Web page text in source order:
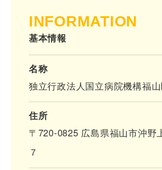
INFORMATION
基本情報
名称
独立行政法人国立病院機構福
住所
〒720-0825 広島県福山市沖野
７